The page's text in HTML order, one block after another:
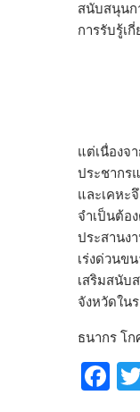
สนับสนุนก
การรับรู้เ
แต่เนื่องจ
ประชากร
และเคหะ
จำเป็นต้อ
ประสานง
เร่งด่วนข
เสริมสนับ
จังหวัดใน
ธนากร โ
F